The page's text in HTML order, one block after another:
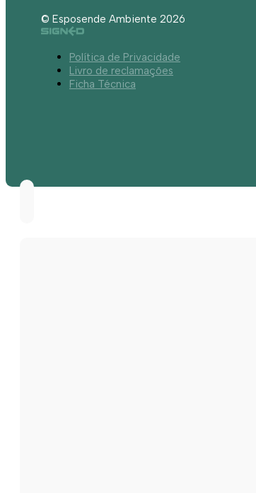
© Esposende Ambiente 2026
Política de Privacidade
Livro de reclamações
Ficha Técnica